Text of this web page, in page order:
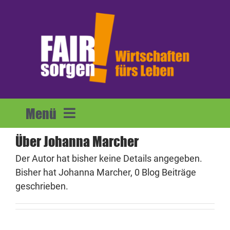
Menü
Home
Forderungen
Mitmachen
ÜberJohanna Marcher
Der Autor hat bisher keine Details angegeben.
Bisher hat Johanna Marcher, 0 Blog Beiträge
geschrieben.